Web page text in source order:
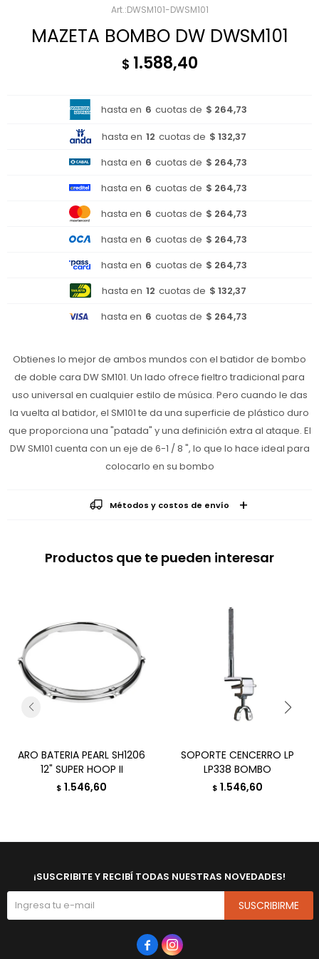
DWSM101-DWSM101
MAZETA BOMBO DW DWSM101
$ 1.588,40
hasta en 6 cuotas de $ 264,73
hasta en 12 cuotas de $ 132,37
hasta en 6 cuotas de $ 264,73
hasta en 6 cuotas de $ 264,73
hasta en 6 cuotas de $ 264,73
hasta en 6 cuotas de $ 264,73
hasta en 6 cuotas de $ 264,73
hasta en 12 cuotas de $ 132,37
hasta en 6 cuotas de $ 264,73
Obtienes lo mejor de ambos mundos con el batidor de bombo
de doble cara DW SM101. Un lado ofrece fieltro tradicional para
uso universal en cualquier estilo de música. Pero cuando le das
la vuelta al batidor, el SM101 te da una superficie de plástico duro
que proporciona una "patada" y una definición extra al ataque. El
DW SM101 cuenta con un eje de 6-1 / 8 ", lo que lo hace ideal para
colocarlo en su bombo
Métodos y costos de envío
Productos que te pueden interesar
ARO BATERIA PEARL SH1206
12" SUPER HOOP II
$ 1.546,60
SOPORTE CENCERRO LP
LP338 BOMBO
$ 1.546,60
¡SUSCRIBITE Y RECIBÍ TODAS NUESTRAS NOVEDADES!
SUSCRIBIRME
 